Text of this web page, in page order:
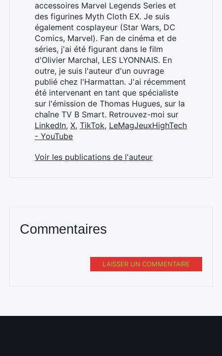
accessoires Marvel Legends Series et
des figurines Myth Cloth EX. Je suis
également cosplayeur (Star Wars, DC
Comics, Marvel). Fan de cinéma et de
séries, j'ai été figurant dans le film
d'Olivier Marchal, LES LYONNAIS. En
outre, je suis l'auteur d'un ouvrage
publié chez l'Harmattan. J'ai récemment
été intervenant en tant que spécialiste
sur l'émission de Thomas Hugues, sur la
chaîne TV B Smart. Retrouvez-moi sur
LinkedIn, X, TikTok, LeMagJeuxHighTech
- YouTube
Voir les publications de l'auteur
Commentaires
LAISSER UN COMMENTAIRE